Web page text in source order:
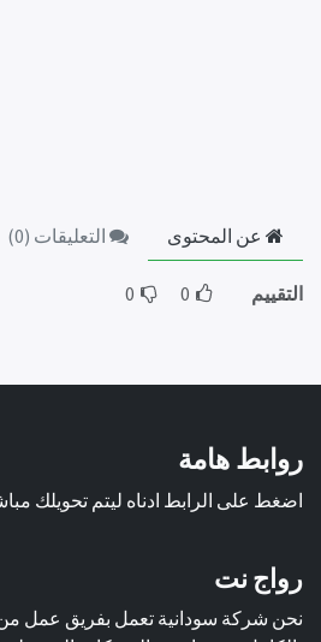
عن المحتوى التعليقات (0
)
التقييم 0
0
روابط هامة
اضغط على الرابط ادناه ليتم تحويلك
رواج نت
نحن شركة سودانية تعمل بفريق عمل من